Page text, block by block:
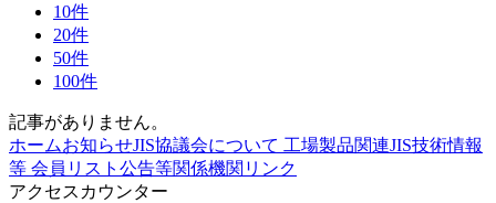
10件
20件
50件
100件
記事がありません。
ホームお知らせJIS協議会について 工場製品関連JIS技術情報
等 会員リスト 公告等関係機関リンク
アクセスカウンター